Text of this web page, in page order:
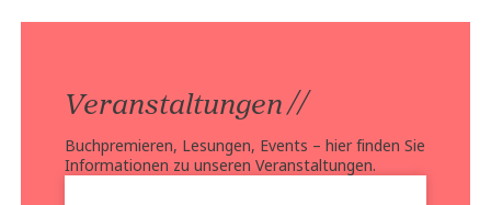
Veranstaltungen //
Buchpremieren, Lesungen, Events – hier finden Sie
Informationen zu unseren Veranstaltungen.